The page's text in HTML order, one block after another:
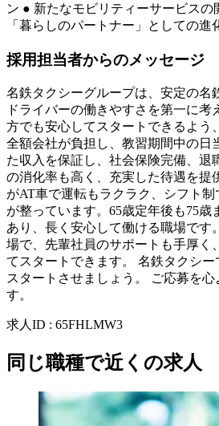
ン ● 新たなモビリティーサービス
「暮らしのパートナー」としての進
採用担当者からのメッセージ
名鉄タクシーグループは、安定の名
ドライバーの働きやすさを第一に考
方でも安心してスタートできるよう
全額会社が負担し、教習期間中の日
た収入を保証し、社会保険完備、退
の消化率も高く、充実した待遇を提
がAT車で運転もラクラク、シフト
が整っています。65歳定年後も75歳
あり、長く安心して働ける職場です
場で、先輩社員のサポートも手厚く
てスタートできます。 名鉄タクシ
スタートさせましょう。 ご応募を心
す。
求人ID : 65FHLMW3
同じ職種で近くの求人